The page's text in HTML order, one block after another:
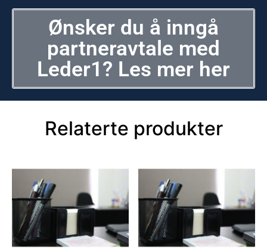
Ønsker du å inngå
partneravtale med
Leder1? Les mer her
Relaterte produkter